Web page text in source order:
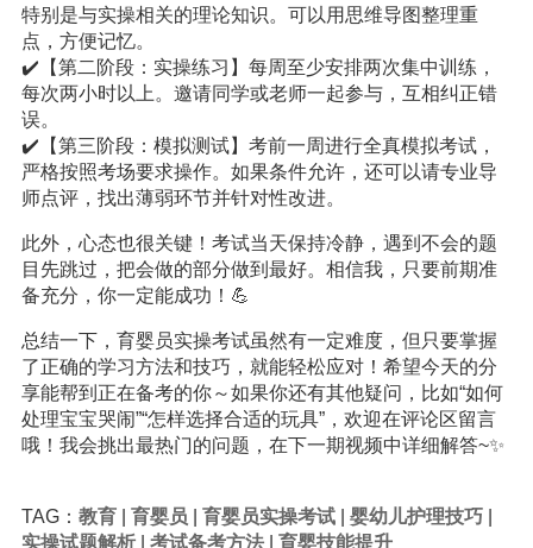
特别是与实操相关的理论知识。可以用思维导图整理重
点，方便记忆。
✔️【第二阶段：实操练习】每周至少安排两次集中训练，
每次两小时以上。邀请同学或老师一起参与，互相纠正错
误。
✔️【第三阶段：模拟测试】考前一周进行全真模拟考试，
严格按照考场要求操作。如果条件允许，还可以请专业导
师点评，找出薄弱环节并针对性改进。
此外，心态也很关键！考试当天保持冷静，遇到不会的题
目先跳过，把会做的部分做到最好。相信我，只要前期准
备充分，你一定能成功！💪
总结一下，育婴员实操考试虽然有一定难度，但只要掌握
了正确的学习方法和技巧，就能轻松应对！希望今天的分
享能帮到正在备考的你～如果你还有其他疑问，比如“如何
处理宝宝哭闹”“怎样选择合适的玩具”，欢迎在评论区留言
哦！我会挑出最热门的问题，在下一期视频中详细解答~✨
TAG： 教育| 育婴员 育婴员实操考试| 婴幼儿护理技巧|
实操试题解析| 考试备考方法| 育婴技能提升